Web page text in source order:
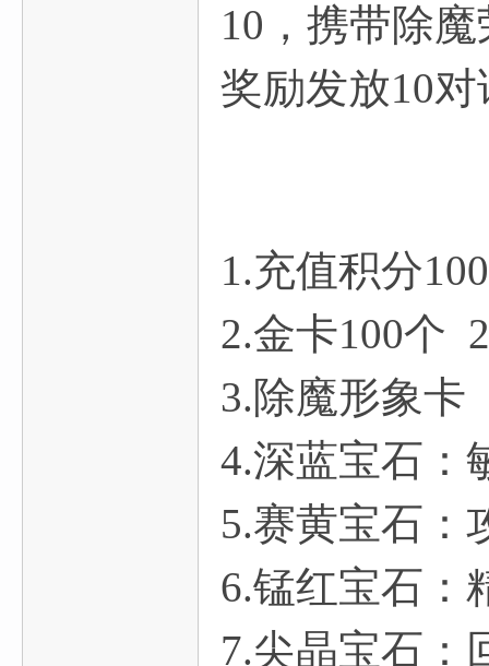
10，携带除
奖励发放10
1.充值积分
2.金卡100个
3.除魔形象卡
4.深蓝宝石：
5.赛黄宝石
6.锰红宝石
7.尖晶宝石